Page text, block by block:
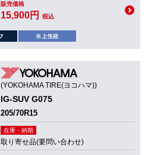
販売価格
15,900円 税込
(YOKOHAMA TIRE(ヨコハマ))
IG-SUV G075
205/70R15
在庫・納期
取り寄せ品(要問い合わせ)